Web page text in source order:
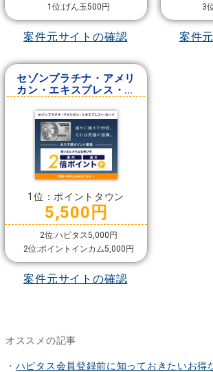
1位:げん玉500円
案件元サイトの確認
3
案件
セゾンプラチナ・アメリ
カン・エキスプレス・カ
1位：ポイントタウン
5,500円
2位:ハピタス5,000円
2位:ポイントインカム5,000円
案件元サイトの確認
オススメの記事
・ ハピタス会員登録前に知っておきたいお得